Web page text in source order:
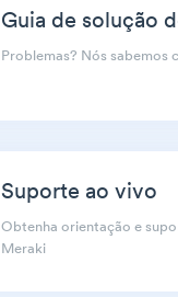
Guia de solução
Problemas? Nós sabemos
Suporte ao vivo
Obtenha orientação e
Meraki